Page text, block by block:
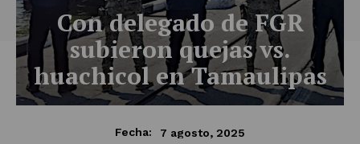
Con delegado de FGR
subieron quejas vs.
huachicol en Tamaulipas
Fecha: 7 agosto, 2025